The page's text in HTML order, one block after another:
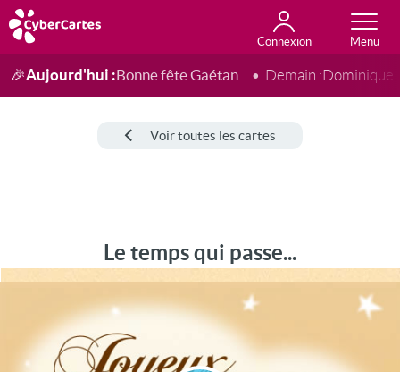
Connexion
Anniversaire
Fête du jour
Amour
Amitié
Merci
Toutes les cartes
🎉Aujourd'hui :Bonne fête Gaétan Demain :Dominique
Voir toutes les cartes
Le temps qui passe...